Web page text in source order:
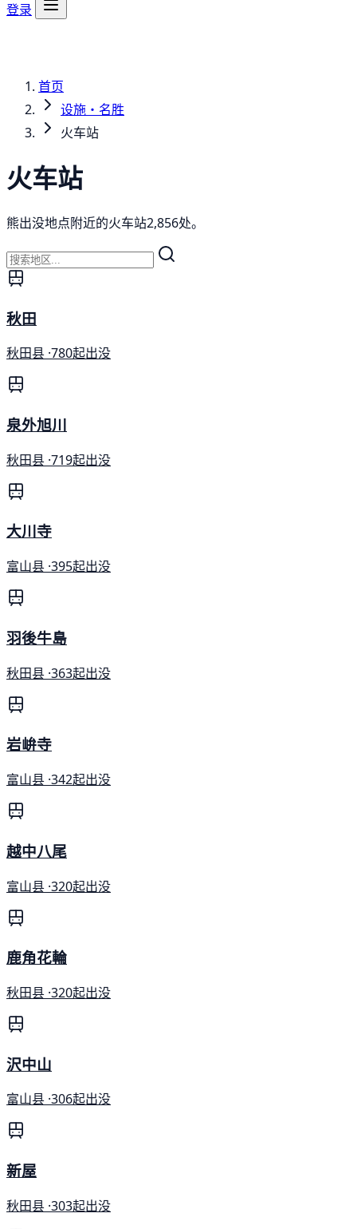
登录
首页
设施・名胜
火车站
火车站
熊出没地点附近的火车站2,856处。
秋田
秋田县 ·780起出没
泉外旭川
秋田县 ·719起出没
大川寺
富山县 ·395起出没
羽後牛島
秋田县 ·363起出没
岩峅寺
富山县 ·342起出没
越中八尾
富山县 ·320起出没
鹿角花輪
秋田县 ·320起出没
沢中山
富山县 ·306起出没
新屋
秋田县 ·303起出没